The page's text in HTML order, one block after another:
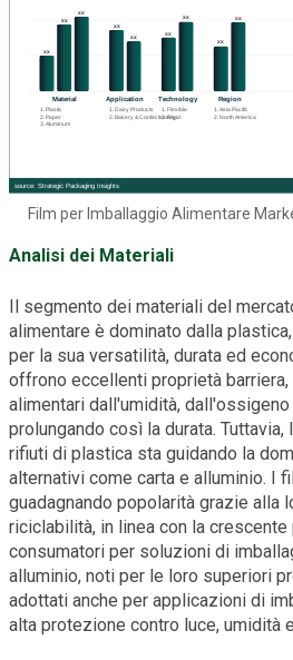
Film per Imballaggio Alimentare
Analisi dei Materiali
Il segmento dei materiali del
alimentare è dominato dalla
per la sua versatilità, durata ed
offrono eccellenti proprietà
alimentari dall'umidità,
prolungando così la durata.
rifiuti di plastica sta guidando la
alternativi come carta e alluminio. I
guadagnando popolarità grazie alla
riciclabilità, in linea con la
consumatori per soluzioni di
alluminio, noti per le loro superiori
adottati anche per applicazioni di
alta protezione contro luce, umidità